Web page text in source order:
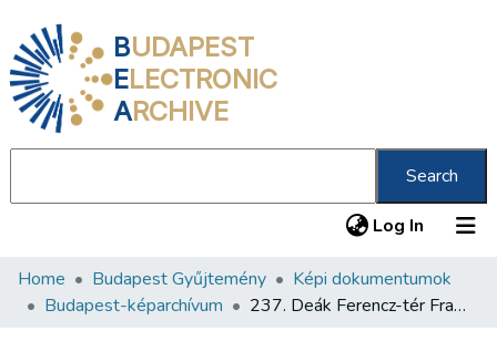
BUDAPEST
ELECTRONIC
ARCHIVE
Search
Log In (current)
Communities & Collections
Home Budapest Gyűjtemény
Képi dokumentumok
Budapest-képarchívum
237. Deák Ferencz-tér Franz Deák-Platz /